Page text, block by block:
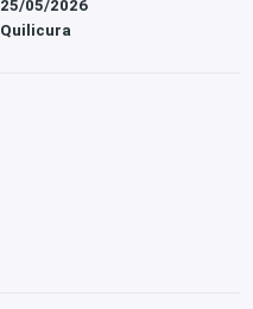
25/05/2026
Quilicura